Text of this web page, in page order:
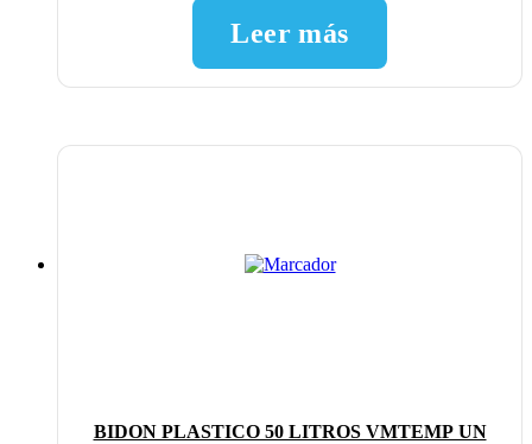
Leer más
BIDON PLASTICO 50 LITROS VMTEMP UN